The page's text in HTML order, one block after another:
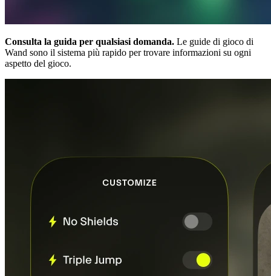
Consulta la guida per qualsiasi domanda. Le guide di gioco di
Wand sono il sistema più rapido per trovare informazioni su ogni
aspetto del gioco.